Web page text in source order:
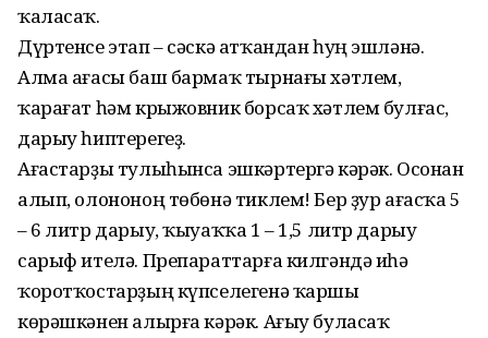
ҡаласаҡ.
Дүртенсе этап – сәскә атҡандан һуң эшләнә.
Алма ағасы баш бармаҡ тырнағы хәтлем,
ҡарағат һәм крыжовник борсаҡ хәтлем булғас,
дарыу һиптерегеҙ.
Ағастарҙы тулыһынса эшкәртергә кәрәк. Осонан
алып, олононоң төбөнә тиклем! Бер ҙур ағасҡа 5
– 6 литр дарыу, ҡыуаҡҡа 1 – 1,5 литр дарыу
сарыф ителә. Препараттарға килгәндә иһә
ҡоротҡостарҙың күпселегенә ҡаршы
көрәшкәнен алырға кәрәк. Ағыу буласаҡ